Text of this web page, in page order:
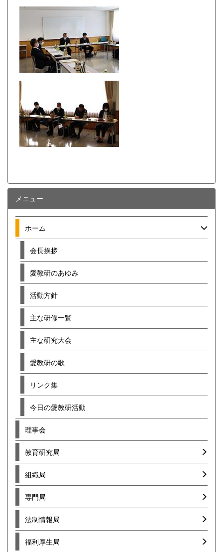
メニュー
ホーム
会長挨拶
愛教研のあゆみ
活動方針
主な研修一覧
主な研究大会
愛教研の歌
リンク集
今日の愛教研活動
理事会
教育研究局
組織局
専門局
法制情報局
福利厚生局